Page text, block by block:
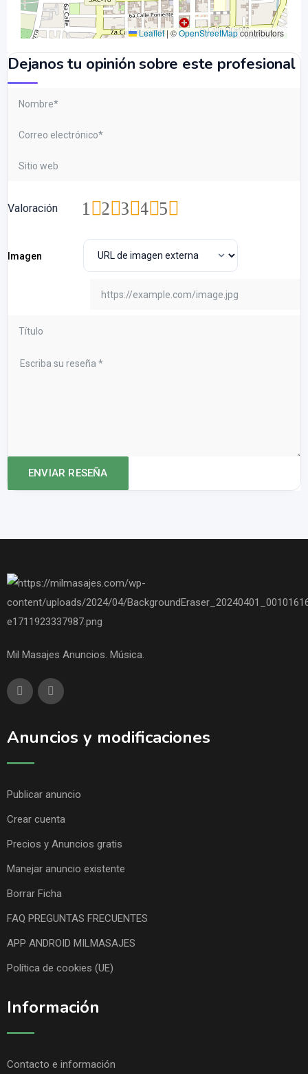
Leaflet | ©OpenStreetMapcontributors
Dejanos tu opinión sobre este profesional
Valoración 5
4
3
2
1
Imagen
Mil Masajes Anuncios. Música.
Anuncios y modificaciones
Publicar anuncio
Crear cuenta
Precios y Anuncios gratis
Manejar anuncio existente
Borrar Ficha
FAQ PREGUNTAS FRECUENTES
APP ANDROID MILMASAJES
Política de cookies (UE)
Información
Contacto e información